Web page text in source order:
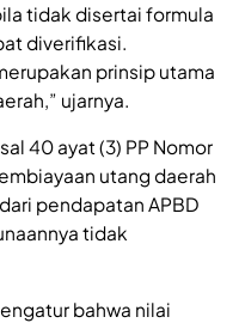
tidak disertai formula
diverifikasi.
prinsip utama
ujarnya.
40 ayat (3) PP Nomor
utang daerah
pendapatan APBD
tidak
bahwa nilai